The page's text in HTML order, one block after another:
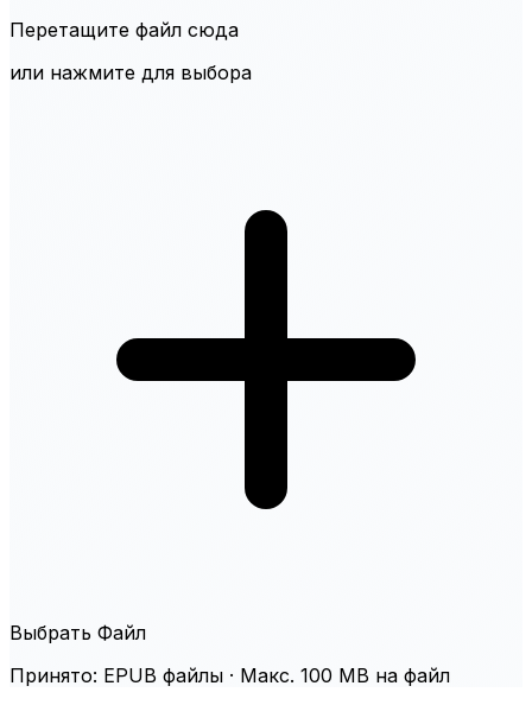
Перетащите файл сюда
или нажмите для выбора
Выбрать Файл
Принято: EPUB файлы · Макс. 100 MB на файл